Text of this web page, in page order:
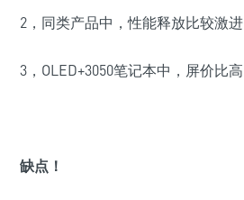
2， 同类产品中，性能释放比较激进
3，OLED+3050笔记本中，屏价比高
缺点！